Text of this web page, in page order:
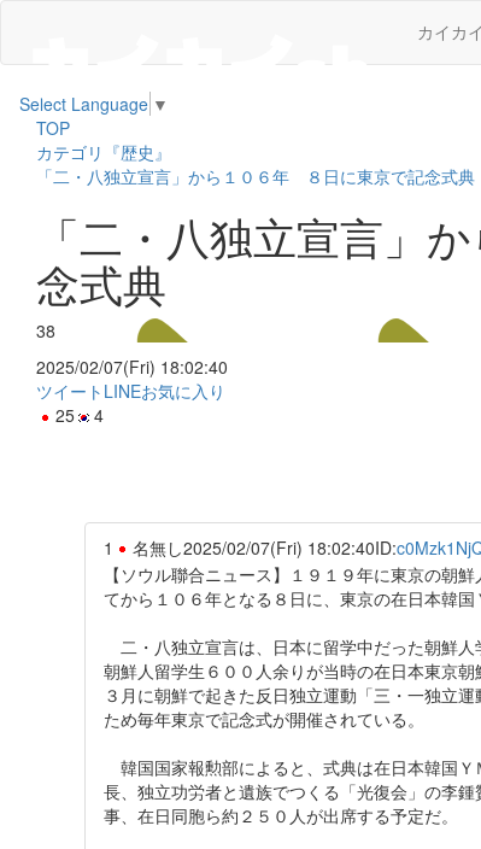
カイカ
Select Language ▼
TOP
カテゴリ『歴史』
「二・八独立宣言」から１０６年 ８日に東京で記念式典
「二・八独立宣言」
念式典
38
2025/02/07(Fri) 18:02:40
ツイート LINEお気に入り
25
4
1 名無し2025/02/07(Fri) 18:02:40ID:
【ソウル聯合ニュース】１９１９年に東京の朝
てから１０６年となる８日に、東京の在日本韓国
二・八独立宣言は、日本に留学中だった朝鮮人
朝鮮人留学生６００人余りが当時の在日本東京
３月に朝鮮で起きた反日独立運動「三・一独立
ため毎年東京で記念式が開催されている。
韓国国家報勲部によると、式典は在日本韓国
長、独立功労者と遺族でつくる「光復会」の李
事、在日同胞ら約２５０人が出席する予定だ。